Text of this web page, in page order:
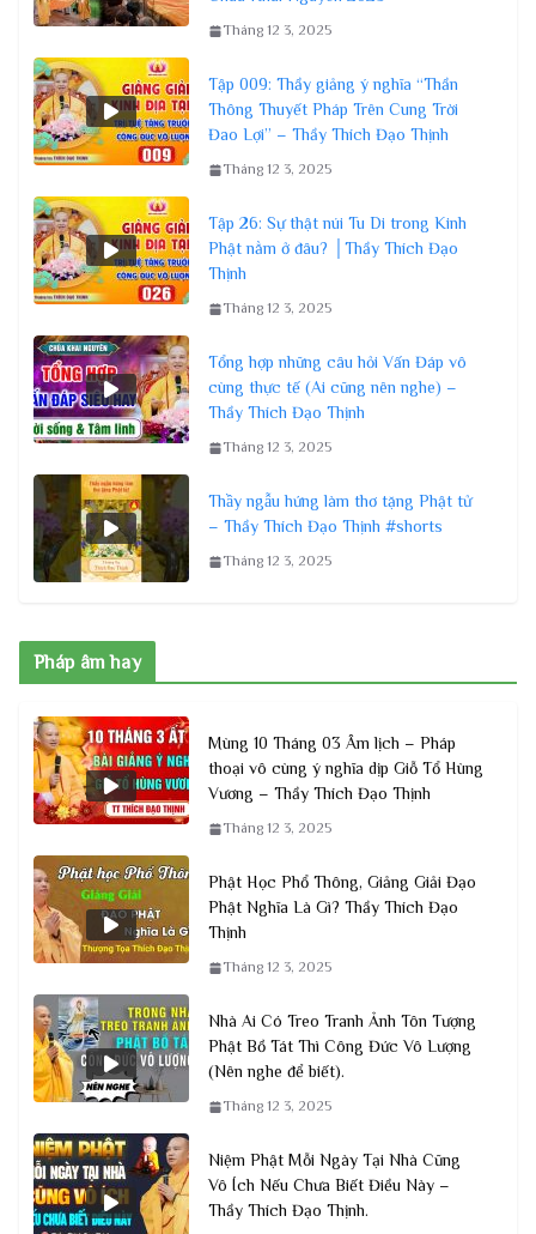
Tháng 12 3, 2025
Tập 009: Thầy giảng ý nghĩa “Thần
Thông Thuyết Pháp Trên Cung Trời
Đao Lợi” – Thầy Thích Đạo Thịnh
Tháng 12 3, 2025
Tập 26: Sự thật núi Tu Di trong Kinh
Phật nằm ở đâu? │Thầy Thích Đạo
Thịnh
Tháng 12 3, 2025
Tổng hợp những câu hỏi Vấn Đáp vô
cùng thực tế (Ai cũng nên nghe) –
Thầy Thích Đạo Thịnh
Tháng 12 3, 2025
Thầy ngẫu hứng làm thơ tặng Phật tử
– Thầy Thích Đạo Thịnh #shorts
Tháng 12 3, 2025
Pháp âm hay
Mùng 10 Tháng 03 Âm lịch – Pháp
thoại vô cùng ý nghĩa dịp Giỗ Tổ Hùng
Vương – Thầy Thích Đạo Thịnh
Tháng 12 3, 2025
Phật Học Phổ Thông, Giảng Giải Đạo
Phật Nghĩa Là Gì? Thầy Thích Đạo
Thịnh
Tháng 12 3, 2025
Nhà Ai Có Treo Tranh Ảnh Tôn Tượng
Phật Bồ Tát Thì Công Đức Vô Lượng
(Nên nghe để biết).
Tháng 12 3, 2025
Niệm Phật Mỗi Ngày Tại Nhà Cũng
Vô Ích Nếu Chưa Biết Điều Này –
Thầy Thích Đạo Thịnh.